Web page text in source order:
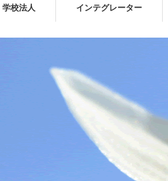
学校法人 インテグレーター